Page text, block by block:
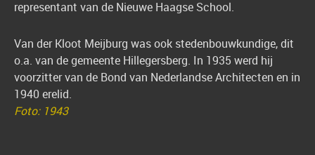
representant van de Nieuwe Haagse School.
Van der Kloot Meijburg was ook stedenbouwkundige, dit
o.a. van de gemeente Hillegersberg. In 1935 werd hij
voorzitter van de Bond van Nederlandse Architecten en in
1940 erelid.
Foto: 1943